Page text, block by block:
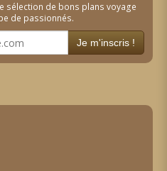
sélection de bons plans voyage
de passionnés.
Je m'inscris !